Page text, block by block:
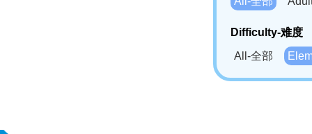
Difficulty-难度
All-全部